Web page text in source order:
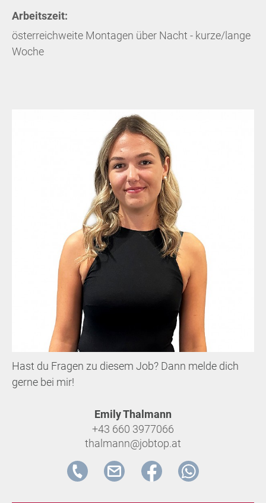
Arbeitszeit:
österreichweite Montagen über Nacht - kurze/lange
Woche
Hast du Fragen zu diesem Job? Dann melde dich
gerne bei mir!
Emily Thalmann
+43 660 3977066
thalmann@jobtop.at